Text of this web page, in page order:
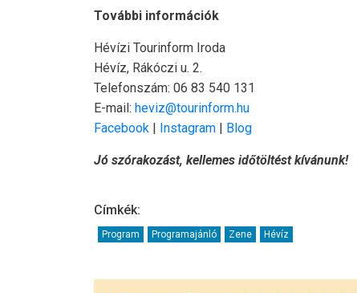
További információk
Hévízi Tourinform Iroda
Hévíz, Rákóczi u. 2.
Telefonszám: 06 83 540 131
E-mail: heviz@tourinform.hu
Facebook
Instagram Blog
Jó szórakozást, kellemes időtöltést kívánunk!
Címkék:
Program Programajánló Zene Hévíz